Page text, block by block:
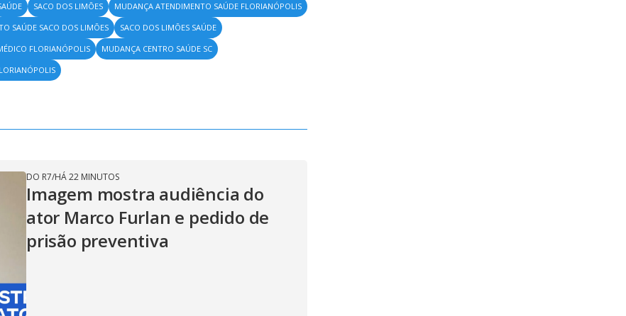
SACO DOS LIMÕES
MUDANÇA ATENDIMENTO SAÚDE FLORIANÓPOLIS
SAÚDE SACO DOS LIMÕES
SACO DOS LIMÕES SAÚDE
FLORIANÓPOLIS
MUDANÇA CENTRO SAÚDE SC
DO R7/HÁ 22 MINUTOS
Imagem mostra audiência do
ator Marco Furlan e pedido de
prisão preventiva